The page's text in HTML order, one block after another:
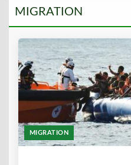
MIGRATION
MIGRATION